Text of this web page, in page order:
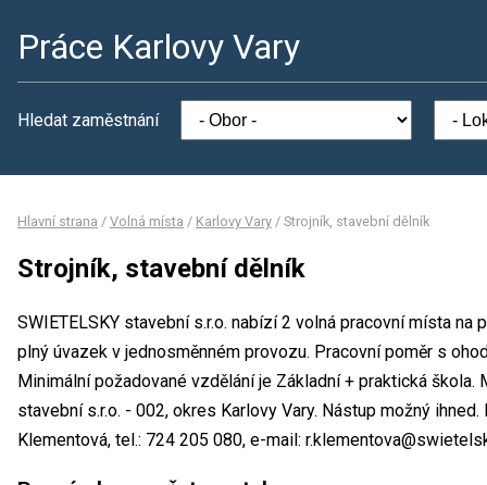
Práce Karlovy Vary
Hledat zaměstnání
Hlavní strana / Volná místa / Karlovy Vary / Strojník, stavební dělník
Strojník, stavební dělník
SWIETELSKY stavební s.r.o. nabízí 2 volná pracovní místa na
plný úvazek v jednosměnném provozu. Pracovní poměr s
Minimální požadované vzdělání je Základní + praktická škola.
stavební s.r.o. - 002, okres Karlovy Vary. Nástup možný
Klementová, tel.: 724 205 080, e-mail: